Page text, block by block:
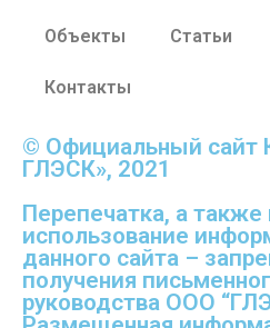
Объекты Статьи
Контакты
© Официальный сайт
ГЛЭСК», 2021
Перепечатка, а также
использование
данного сайта –
получения
руководства ООО